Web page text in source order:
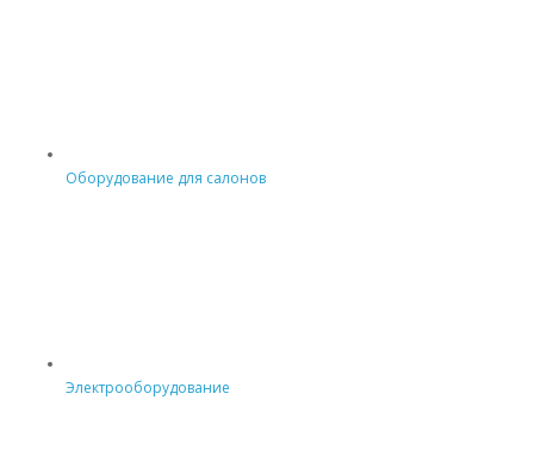
Оборудование для салонов
Электрооборудование